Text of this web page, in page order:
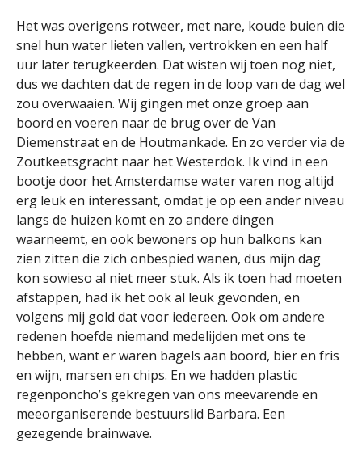
Het was overigens rotweer, met nare, koude buien die
snel hun water lieten vallen, vertrokken en een half
uur later terugkeerden. Dat wisten wij toen nog niet,
dus we dachten dat de regen in de loop van de dag wel
zou overwaaien. Wij gingen met onze groep aan
boord en voeren naar de brug over de Van
Diemenstraat en de Houtmankade. En zo verder via de
Zoutkeetsgracht naar het Westerdok. Ik vind in een
bootje door het Amsterdamse water varen nog altijd
erg leuk en interessant, omdat je op een ander niveau
langs de huizen komt en zo andere dingen
waarneemt, en ook bewoners op hun balkons kan
zien zitten die zich onbespied wanen, dus mijn dag
kon sowieso al niet meer stuk. Als ik toen had moeten
afstappen, had ik het ook al leuk gevonden, en
volgens mij gold dat voor iedereen. Ook om andere
redenen hoefde niemand medelijden met ons te
hebben, want er waren bagels aan boord, bier en fris
en wijn, marsen en chips. En we hadden plastic
regenponcho’s gekregen van ons meevarende en
meeorganiserende bestuurslid Barbara. Een
gezegende brainwave.